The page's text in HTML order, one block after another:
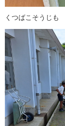
くつばこそうじも